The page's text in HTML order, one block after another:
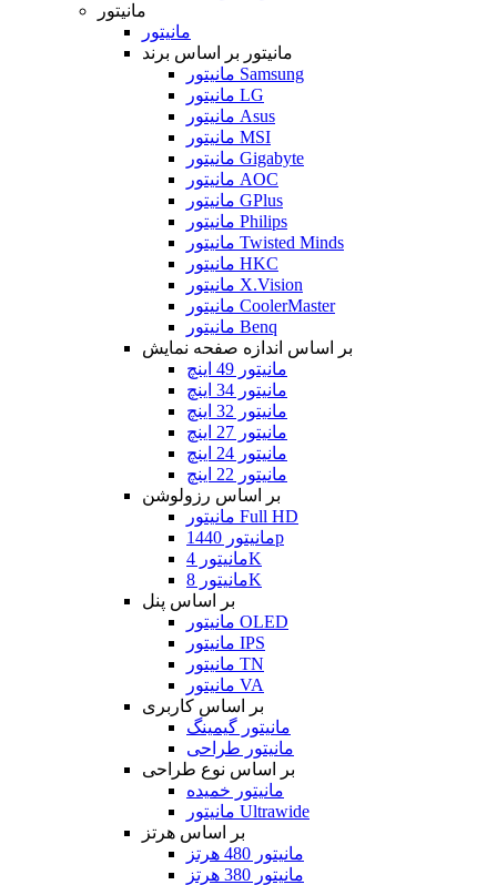
مانیتور
مانیتور
مانیتور بر اساس برند
مانیتور Samsung
مانیتور LG
مانیتور Asus
مانیتور MSI
مانیتور Gigabyte
مانیتور AOC
مانیتور GPlus
مانیتور Philips
مانیتور Twisted Minds
مانیتور HKC
مانیتور X.Vision
مانیتور CoolerMaster
مانیتور Benq
بر اساس اندازه صفحه نمایش
مانیتور 49 اینچ
مانیتور 34 اینچ
مانیتور 32 اینچ
مانیتور 27 اینچ
مانیتور 24 اینچ
مانیتور 22 اینچ
بر اساس رزولوشن
مانیتور Full HD
مانیتور 1440p
مانیتور 4K
مانیتور 8K
بر اساس پنل
مانیتور OLED
مانیتور IPS
مانیتور TN
مانیتور VA
بر اساس کاربری
مانیتور گیمینگ
مانیتور طراحی
بر اساس نوع طراحی
مانیتور خمیده
مانیتور Ultrawide
بر اساس هرتز
مانیتور 480 هرتز
مانیتور 380 هرتز